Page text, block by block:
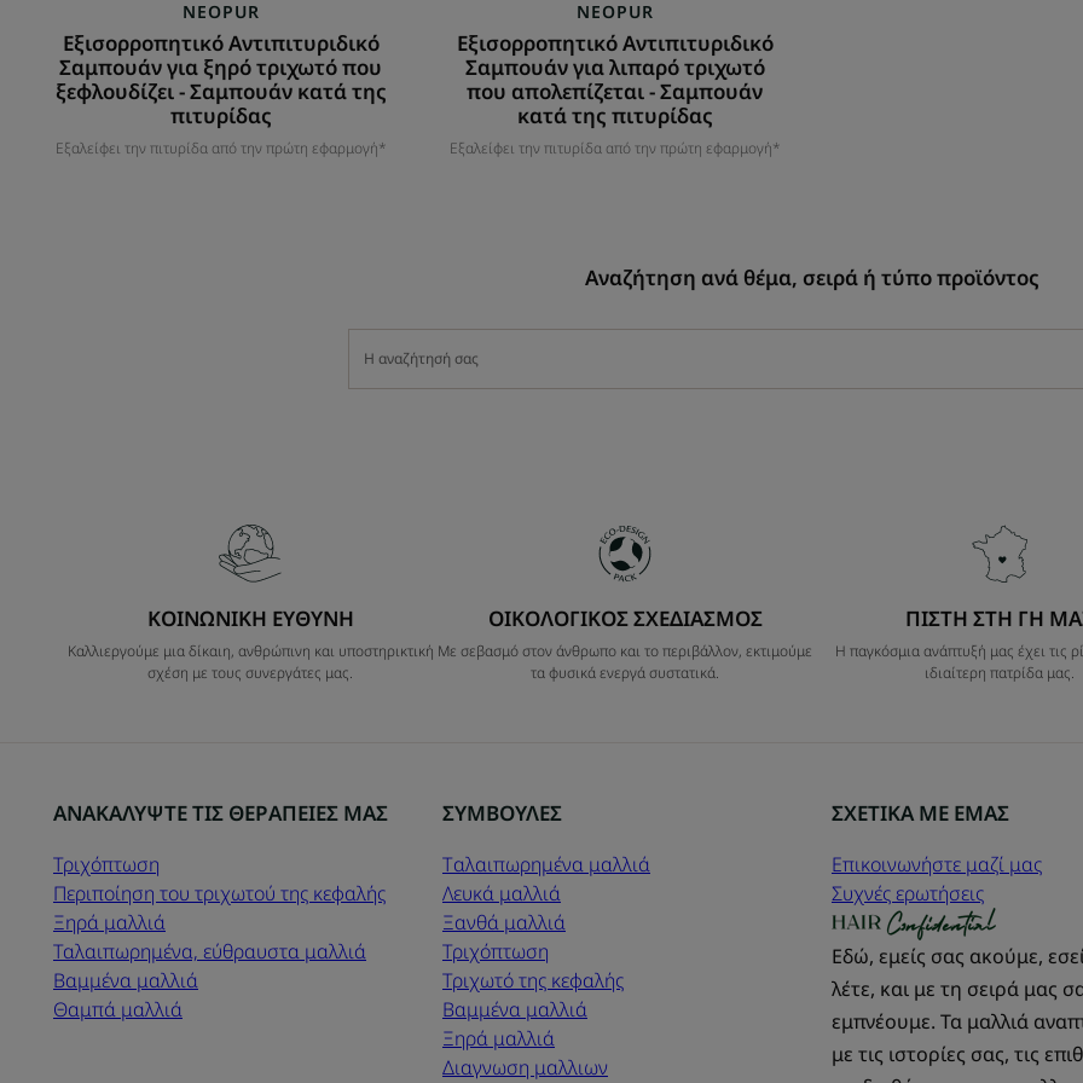
NEOPUR
Εξισορροπητικό Αντιπιτυριδικό
Σαμπουάν για ξηρό τριχωτό που
ξεφλουδίζει - Σαμπουάν κατά της
πιτυρίδας
Εξαλείφει την πιτυρίδα από την πρώτη εφαρμογή*
NEOPUR
Εξισορροπητικό Αντιπιτυριδικό
Σαμπουάν για λιπαρό τριχωτό
που απολεπίζεται - Σαμπουάν
κατά της πιτυρίδας
Εξαλείφει την πιτυρίδα από την πρώτη εφαρμογή*
Αναζήτηση ανά θέμα, σειρά ή τύπο προϊόντος
ΚΟΙΝΩΝΙΚΗ ΕΥΘΥΝΗ
Καλλιεργούμε μια δίκαιη, ανθρώπινη και υποστηρικτική
σχέση με τους συνεργάτες μας.
ΟΙΚΟΛΟΓΙΚΟΣ ΣΧΕΔΙΑΣΜΟΣ
Με σεβασμό στον άνθρωπο και το περιβάλλον, εκτιμούμε
τα φυσικά ενεργά συστατικά.
ΠΙΣΤΗ ΣΤΗ ΓΗ
Η παγκόσμια ανάπτυξή μας έχει τις
ιδιαίτερη πατρίδα μας.
ΑΝΑΚΑΛΥΨΤΕ ΤΙΣ ΘΕΡΑΠΕΙΕΣ ΜΑΣ
Τριχόπτωση
Περιποίηση του τριχωτού της κεφαλής
Ξηρά μαλλιά
Ταλαιπωρημένα, εύθραυστα μαλλιά
Βαμμένα μαλλιά
Θαμπά μαλλιά
ΣΥΜΒΟΥΛΕΣ
Tαλαιπωρημένα μαλλιά
Λευκά μαλλιά
Ξανθά μαλλιά
Τριχόπτωση
Τριχωτό της κεφαλής
Βαμμένα μαλλιά
Ξηρά μαλλιά
Διαγνωση μαλλιων
ΣΧΕΤΙΚΑ ΜΕ ΕΜΑΣ
Επικοινωνήστε μαζί μας
Συχνές ερωτήσεις
Εδώ, εμείς σας ακούμε,
λέτε, και με τη σειρά μας
εμπνέουμε. Τα μαλλιά
με τις ιστορίες σας, τις